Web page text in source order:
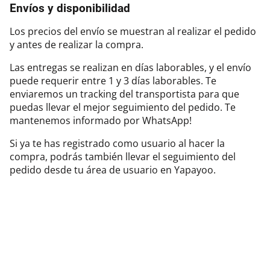
Envíos y disponibilidad
Los precios del envío se muestran al realizar el pedido
y antes de realizar la compra.
Las entregas se realizan en días laborables, y el envío
puede requerir entre 1 y 3 días laborables. Te
enviaremos un tracking del transportista para que
puedas llevar el mejor seguimiento del pedido. Te
mantenemos informado por WhatsApp!
Si ya te has registrado como usuario al hacer la
compra, podrás también llevar el seguimiento del
pedido desde tu área de usuario en Yapayoo.